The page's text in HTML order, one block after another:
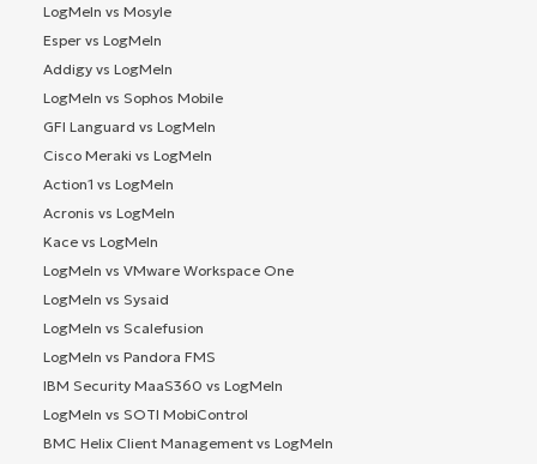
LogMeIn vs Mosyle
Esper vs LogMeIn
Addigy vs LogMeIn
LogMeIn vs Sophos Mobile
GFI Languard vs LogMeIn
Cisco Meraki vs LogMeIn
Action1 vs LogMeIn
Acronis vs LogMeIn
Kace vs LogMeIn
LogMeIn vs VMware Workspace One
LogMeIn vs Sysaid
LogMeIn vs Scalefusion
LogMeIn vs Pandora FMS
IBM Security MaaS360 vs LogMeIn
LogMeIn vs SOTI MobiControl
BMC Helix Client Management vs LogMeIn